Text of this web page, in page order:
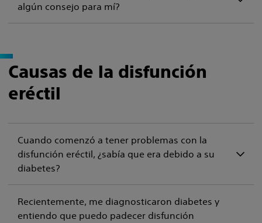
algún consejo para mí?
Causas de la disfunción
eréctil
Cuando comenzó a tener problemas con la
disfunción eréctil, ¿sabía que era debido a su
diabetes?
Recientemente, me diagnosticaron diabetes y
entiendo que puedo padecer disfunción